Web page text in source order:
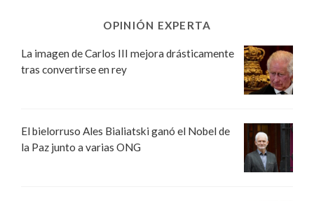
OPINIÓN EXPERTA
La imagen de Carlos III mejora drásticamente
tras convertirse en rey
El bielorruso Ales Bialiatski ganó el Nobel de
la Paz junto a varias ONG